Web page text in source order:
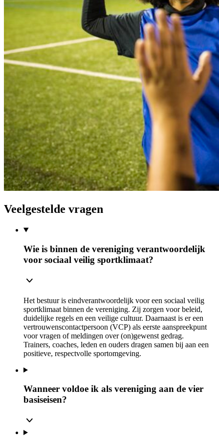
Veelgestelde vragen
Wie is binnen de vereniging verantwoordelijk
voor sociaal veilig sportklimaat?
Het bestuur is eindverantwoordelijk voor een sociaal veilig
sportklimaat binnen de vereniging. Zij zorgen voor beleid,
duidelijke regels en een veilige cultuur. Daarnaast is er een
vertrouwenscontactpersoon (VCP) als eerste aanspreekpunt
voor vragen of meldingen over (on)gewenst gedrag.
Trainers, coaches, leden en ouders dragen samen bij aan een
positieve, respectvolle sportomgeving.
Wanneer voldoe ik als vereniging aan de vier
basiseisen?